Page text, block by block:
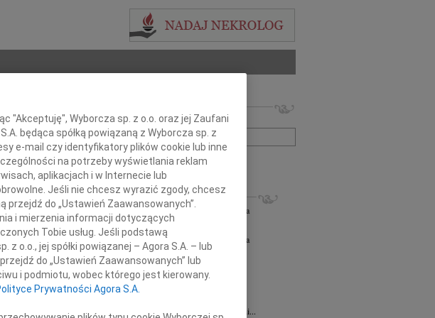
Imię i nazwisko lub numer ogłoszenia:
+ szukanie zaawansowane
INNE NEKROLOGI
Grzegorz Lipowski06.08.2026
Częstochowa
Z żalem przyjęliśmy wiadomość o śmierci...
Grzegorz Lipowski 05.08.2026
Częstochowa
Z żalem przyjęliśmy wiadomość o śmierci...
22.06.2026
Częstochowa
Wyrazy głębokiego współczucia oraz...
15.06.2026
Pani Joannie Jędrzejowskiej-Prokop radczyni...
"Akceptuję", Wyborcza sp. z o.o. oraz jej Zaufani
będąca spółką powiązaną z Wyborcza sp. z
e-mail czy identyfikatory plików cookie lub inne
na potrzeby wyświetlania reklam
aplikacjach i w Internecie lub
Jeśli nie chcesz wyrazić zgody, chcesz
do „Ustawień Zaawansowanych”.
i mierzenia informacji dotyczących
Tobie usług. Jeśli podstawą
o.o., jej spółki powiązanej – Agora S.A. – lub
do „Ustawień Zaawansowanych” lub
i podmiotu, wobec którego jest kierowany.
Prywatności Agora S.A.